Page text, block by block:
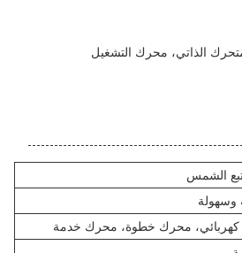
الذاتي، محرك التشغيل
الشمس
محرك خطوة، محرك خدمة